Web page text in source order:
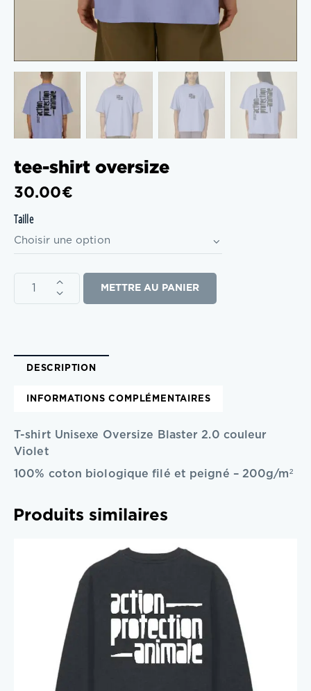
tee-shirt oversize
30.00€
Taille
METTRE AU PANIER
DESCRIPTION
INFORMATIONS COMPLÉMENTAIRES
T-shirt Unisexe Oversize Blaster 2.0 couleur
Violet
100% coton biologique filé et peigné – 200g/m²
Produits similaires